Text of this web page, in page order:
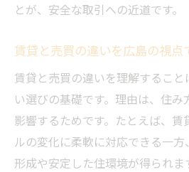
地域ごとの不動産売買成
快適な暮らしを叶える
広島で賃貸と売買を比
不動産売買に強い会社
生活利便施設が充実し
広島県の一戸建て検討
とが、安全な取引への近道です。
賃貸と売買の違いを広島の視点
賃貸と売買の違いを理解するこ
い選びの基礎です。理由は、住み
影響するためです。たとえば、賃
ルの変化に柔軟に対応できる一
形成や安定した住環境が得られ